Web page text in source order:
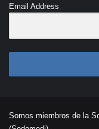
Email Address
Somos miembros de la